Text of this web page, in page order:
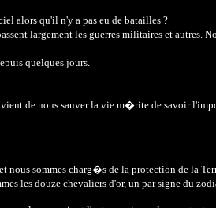
alors qu'il n'y a pas eu de batailles ?
largement les guerres militaires et autres.
quelques jours.
de nous sauver la vie m�rite de savoir
nous sommes charg�s de la protection de la
les douze chevaliers d'or, un par signe du